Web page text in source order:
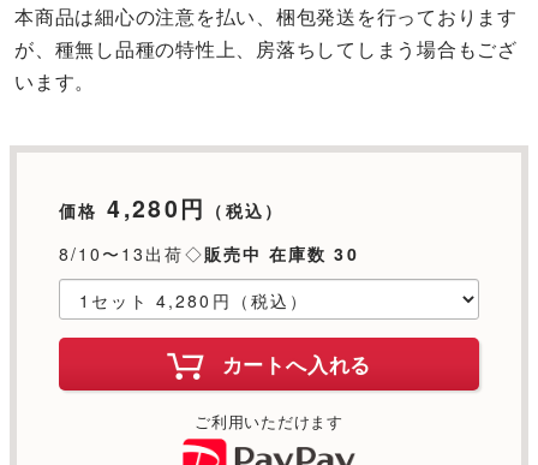
本商品は細心の注意を払い、梱包発送を行っております
が、種無し品種の特性上、房落ちしてしまう場合もござ
います。
価格 4,280円 （税込）
8/10〜13出荷◇販売中 在庫数 30
カートへ入れる
ご利用いただけます